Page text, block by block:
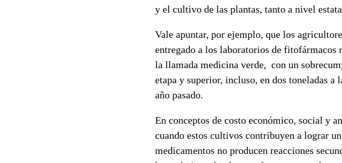
y el cultivo de las plantas, tanto a nivel
Vale apuntar, por ejemplo, que los
entregado a los laboratorios de fitofármacos
la llamada medicina verde, con un
etapa y superior, incluso, en dos toneladas
año pasado.
En conceptos de costo económico, social y
cuando estos cultivos contribuyen a lograr
medicamentos no producen reacciones